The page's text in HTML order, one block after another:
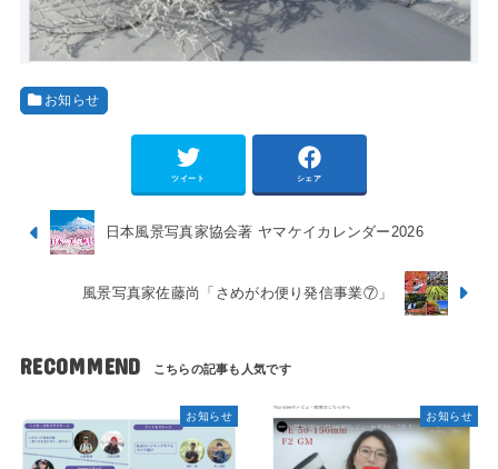
お知らせ
ツイート シェア
日本風景写真家協会著 ヤマケイカレンダー2026
風景写真家佐藤尚「さめがわ便り発信事業⑦」
RECOMMEND
お知らせ お知らせ